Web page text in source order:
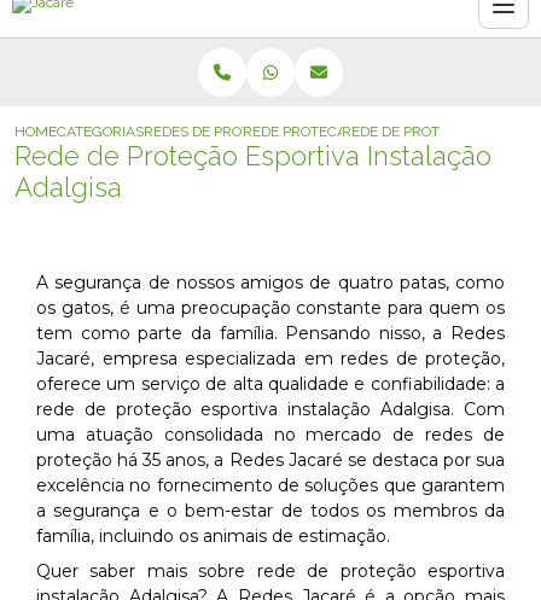
HOMECATEGORIASREDES DE PROTECAOREDE PROTECAO PARA GATOS
REDE DE PROTECAO
Rede de Proteção Esportiva Instalação
Adalgisa
A segurança de nossos amigos de quatro patas, como
os gatos, é uma preocupação constante para quem os
tem como parte da família. Pensando nisso, a Redes
Jacaré, empresa especializada em redes de proteção,
oferece um serviço de alta qualidade e confiabilidade: a
rede de proteção esportiva instalação Adalgisa. Com
uma atuação consolidada no mercado de redes de
proteção há 35 anos, a Redes Jacaré se destaca por sua
excelência no fornecimento de soluções que garantem
a segurança e o bem-estar de todos os membros da
família, incluindo os animais de estimação.
Quer saber mais sobre rede de proteção esportiva